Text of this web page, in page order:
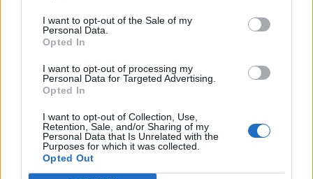
I want to opt-out of the Sale of my
Personal Data.
Opted In
I want to opt-out of processing my
Personal Data for Targeted Advertising.
Opted In
I want to opt-out of Collection, Use,
Retention, Sale, and/or Sharing of my
Personal Data that Is Unrelated with the
Purposes for which it was collected.
Opted Out
Κάντε εγγραφή στο κανάλι μας στο
YouTube